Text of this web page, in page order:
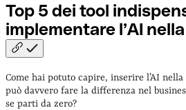
Top 5 dei tool
implementare l’AI
Come hai potuto capire, inserire l’AI
può davvero fare la differenza nel
se parti da zero?